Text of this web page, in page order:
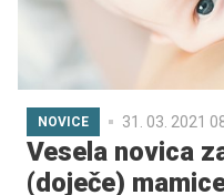
iniciativ, ki delujejo v
potrebami in redkimi
plodna tla. Julija bodo
nadomestilo za
končan.
NOVICE 31. 03. 2021
Vesela novica
(doječe)